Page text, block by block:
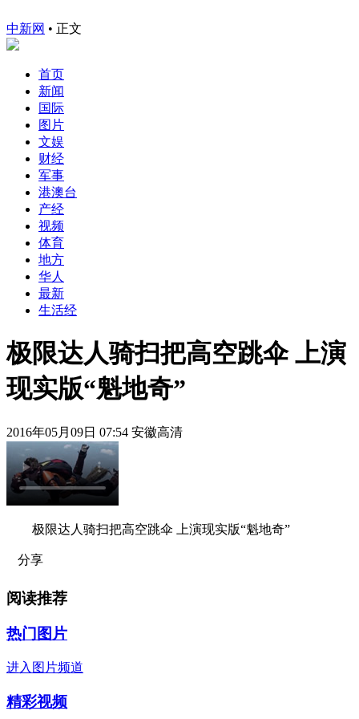
中新网 • 正文
首页
新闻
国际
图片
文娱
财经
军事
港澳台
产经
视频
体育
地方
华人
最新
生活经
极限达人骑扫把高空跳伞 上演
现实版“魁地奇”
2016年05月09日 07:54 安徽高清
极限达人骑扫把高空跳伞 上演现实版“魁地奇”
分享
阅读推荐
热门图片
进入图片频道
精彩视频